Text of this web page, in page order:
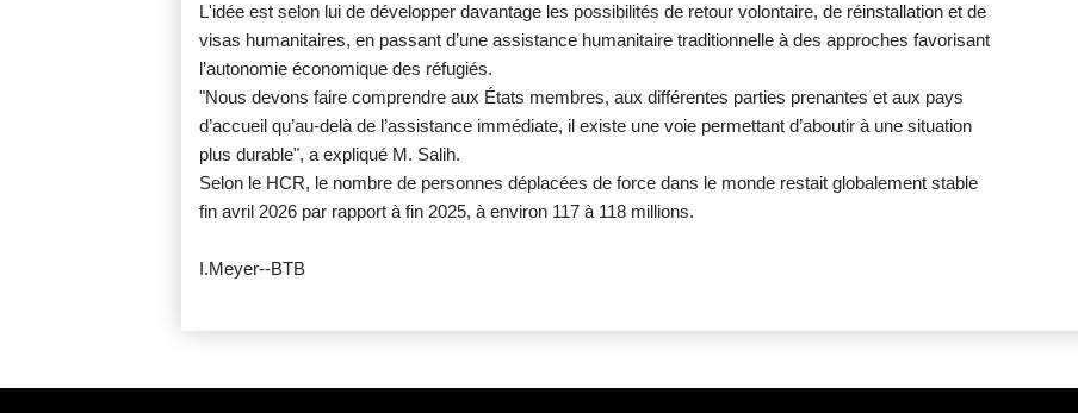
L'idée est selon lui de développer davantage les possibilités de retour volontaire, de réinstallation et de
visas humanitaires, en passant d’une assistance humanitaire traditionnelle à des approches favorisant
l’autonomie économique des réfugiés.
"Nous devons faire comprendre aux États membres, aux différentes parties prenantes et aux pays
d’accueil qu’au-delà de l’assistance immédiate, il existe une voie permettant d’aboutir à une situation
plus durable", a expliqué M. Salih.
Selon le HCR, le nombre de personnes déplacées de force dans le monde restait globalement stable
fin avril 2026 par rapport à fin 2025, à environ 117 à 118 millions.
I.Meyer--BTB